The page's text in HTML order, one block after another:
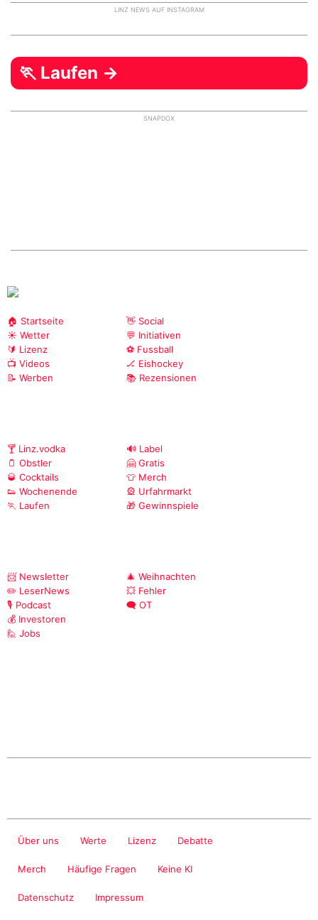
LINZ NEWS AUF INSTAGRAM
🏃 Laufen →
SNAPDOX
🏠 Startseite
☀️ Wetter
🔰 Lizenz
📺 Videos
📝 Werben
👋 Social
💬 Initiativen
⚽ Fussball
🏒 Eishockey
📚 Rezensionen
🍸 Linz.vodka
🫙 Obstler
🥃 Cocktails
👟 Wochenende
🏃 Laufen
🔊 Label
🤗 Gratis
👕 Merch
🎡 Urfahrmarkt
🎁 Gewinnspiele
📨 Newsletter
✏️ LeserNews
🎙️ Podcast
💰 Investoren
🙋 Jobs
🎄 Weihnachten
💥 Fehler
🗨️ OT
Über uns Werte Lizenz Debatte
Merch Häufige Fragen Keine KI
Datenschutz Impressum